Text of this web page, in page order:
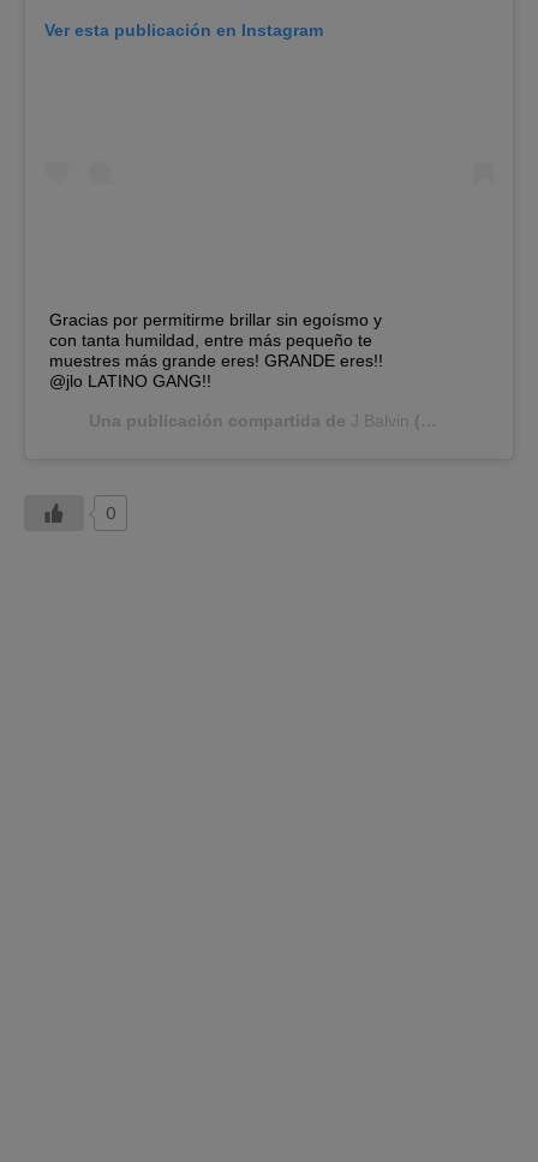
Ver esta publicación en Instagram
Gracias por permitirme brillar sin egoísmo y
con tanta humildad, entre más pequeño te
muestres más grande eres! GRANDE eres!!
@jlo LATINO GANG!!
Una publicación compartida de J Balvin (@jbalvin) el
0